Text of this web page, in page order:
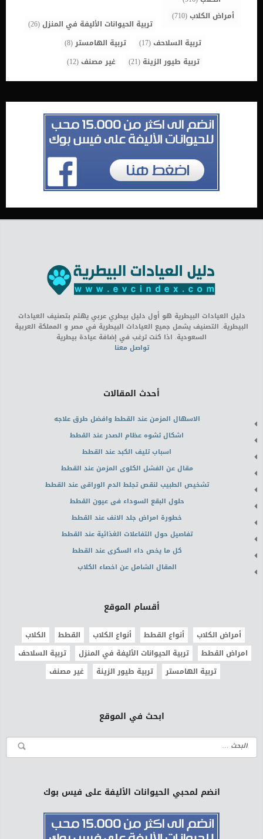
أمراض الكلاب(710)
تربية الحيوانات الأليفة في المنزل(26)
تربية السلاحف(17) تربية الهامستر(8)
تربية طيور الزينة (21) غير مصنف(12)
دليل العيادات البيطرية هو أول دليل بيطري عربي يهتم بتصنيف العيادات
البيطرية. التصنيف يشمل جميع العيادات البيطرية في مصر و المملكة العربية
السعودية. اذا كنت ترغب في إضافة عيادة بيطرية
تواصل معنا
أحدث المقالات
الاسهال المزمن عند القطط وافضل طرق علاجه
اشكال تشوه عظام الصدر عند القطط
اسباب تليف الكبد عند القطط
مقال عن الفشل الكلوى المزمن عند القطط
تشخيص الطبيب لنقص تجلط الدم الوراقى عند القطط
حلول البقع السوداء فى عيون القطط
خطورة امراض جلد الانف عند القطط
تفاصيل حول التفاعلات الغذائية عند القطط
كل ما يخص داء السكرى عند القطط
المقال الشامل عن اخصاء الكلاب
أقسام الموقع
أمراض الكلاب أنواع القطط أنواع الكلاب القطط
الكلاب
امراض القطط
تربية الحيوانات الأليفة في المنزل
تربية السلاحف
تربية الهامستر
تربية طيور الزينة غير مصنف
ابحث في الموقع
انضم لمحبي الحيوانات الأليفة على فيس بوك